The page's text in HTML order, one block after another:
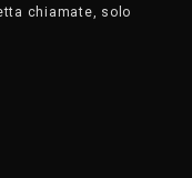
chiamate, solo